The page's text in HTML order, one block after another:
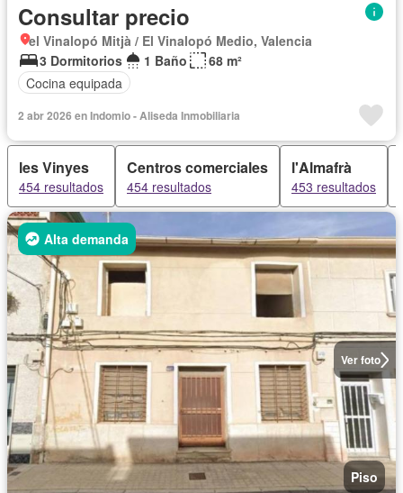
Consultar precio
el Vinalopó Mitjà / El Vinalopó Medio, Valencia
3 Dormitorios
1 Baño
68 m²
Cocina equipada
2 abr 2026 en Indomio - Aliseda Inmobiliaria
les Vinyes
454 resultados
Centros comerciales
454 resultados
l'Almafrà
453 resultados
Ver foto
Alta demanda
Piso